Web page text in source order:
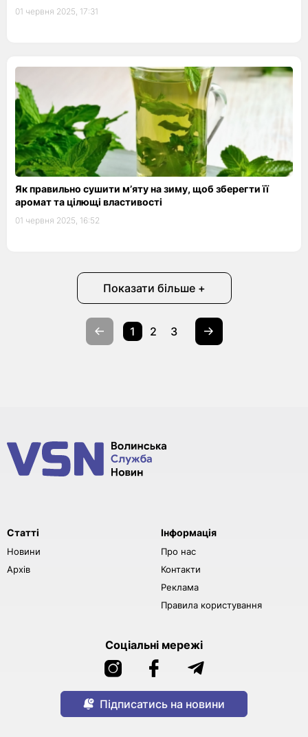
01 червня 2025, 17:31
Як правильно сушити м’яту на зиму, щоб зберегти її
аромат та цілющі властивості
01 червня 2025, 16:52
Показати більше +
1 2 3
Статті
Новини
Архів
Інформація
Про нас
Контакти
Реклама
Правила користування
Соціальні мережі
Підписатись на новини